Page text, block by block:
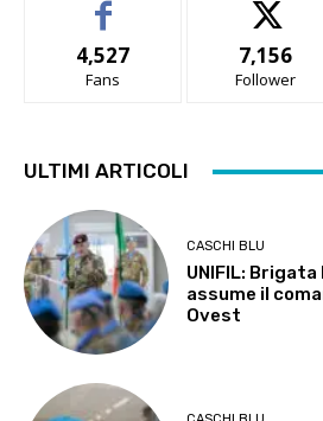
4,527
Fans
7,156
Follower
ULTIMI ARTICOLI
CASCHI BLU
UNIFIL:
assume il
Ovest